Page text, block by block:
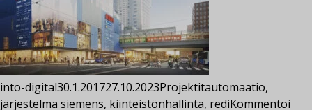
into-digital30.1.201727.10.2023Projektitautomaatio,
järjestelmä siemens, kiinteistönhallinta, rediKommentoi